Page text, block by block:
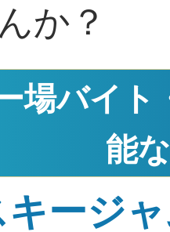
か？
場バイト
能
キージ